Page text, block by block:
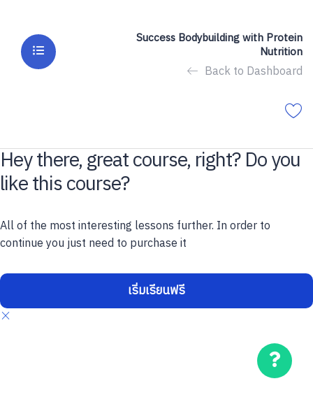
Success Bodybuilding with Protein
Nutrition
Back to Dashboard
Hey there, great course, right? Do you
like this course?
All of the most interesting lessons further. In order to
continue you just need to purchase it
เริ่มเรียนฟรี